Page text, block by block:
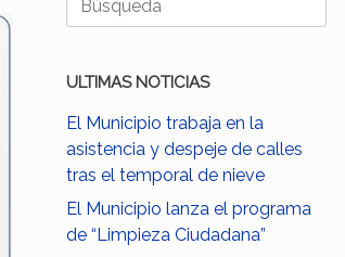
ULTIMAS NOTICIAS
El Municipio trabaja en la
asistencia y despeje de calles
tras el temporal de nieve
El Municipio lanza el programa
de “Limpieza Ciudadana”